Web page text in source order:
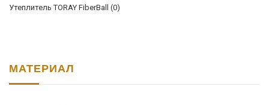
Утеплитель TORAY FiberBall (0)
МАТЕРИАЛ